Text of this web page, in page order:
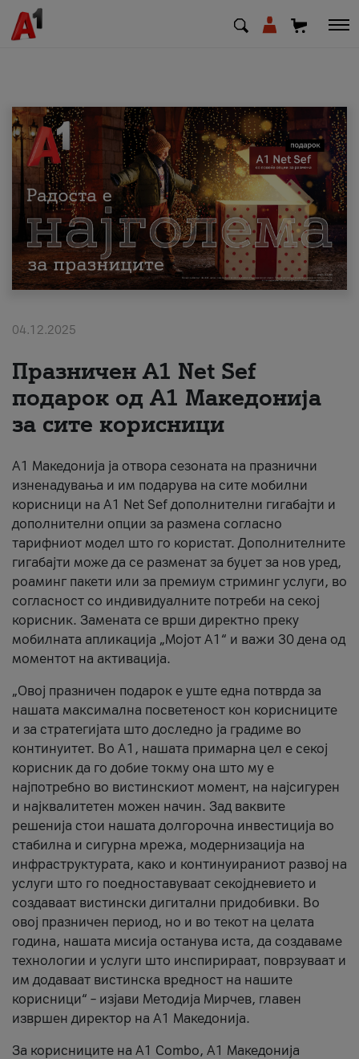
МК EN SQ
Приватни Деловни
Поддршка
Надополни кредит
За нас
#ПодобарОнлајн
04.12.2025
Празничен A1 Net Sеf
подарок од А1 Македонија
за сите корисници
А1 Македонија ја отвора сезоната на празнични
изненадувања и им подарува на сите мобилни
корисници на A1 Net Sef дополнителни гигабајти и
дополнителни опции за размена согласно
тарифниот модел што го користат. Дополнителните
гигабајти може да се разменат за буџет за нов уред,
роаминг пакети или за премиум стриминг услуги, во
согласност со индивидуалните потреби на секој
корисник. Замената се врши директно преку
мобилната апликација „Мојот А1“ и важи 30 дена од
моментот на активација.
„Овој празничен подарок е уште една потврда за
нашата максимална посветеност кон корисниците
и за стратегијата што доследно ја градиме во
континуитет. Во А1, нашата примарна цел е секој
корисник да го добие токму она што му е
најпотребно во вистинскиот момент, на најсигурен
и најквалитетен можен начин. Зад ваквите
решенија стои нашата долгорочна инвестиција во
стабилна и сигурна мрежа, модернизација на
инфраструктурата, како и континуираниот развој на
услуги што го поедноставуваат секојдневието и
создаваат вистински дигитални придобивки. Во
овој празничен период, но и во текот на целата
година, нашата мисија останува иста, да создаваме
технологии и услуги што инспирираат, поврзуваат и
им додаваат вистинска вредност на нашите
корисници“ – изјави Методија Мирчев, главен
извршен директор на А1 Македонија.
За корисниците на A1 Combo, А1 Македонија